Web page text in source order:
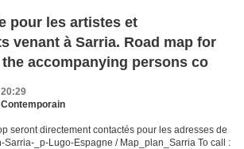
pour les artistes et
venant à Sarria. Road map for
accompanying persons co
seront directement contactés pour les adresses de
Sarria-_p-Lugo-Espagne / Map_plan_Sarria To call :